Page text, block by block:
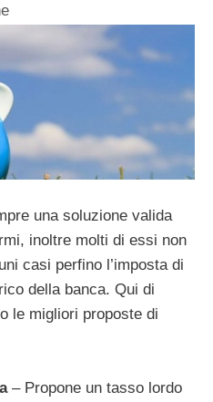
una soluzione valida
inoltre molti di essi non
casi perfino l’imposta di
della banca. Qui di
le migliori proposte di
– Propone un tasso lordo